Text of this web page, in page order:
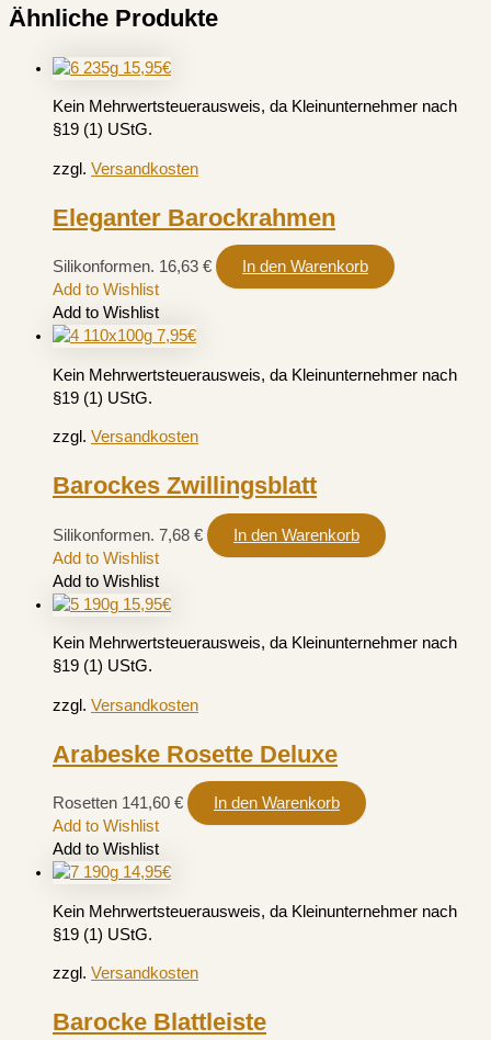
Ähnliche Produkte
Kein Mehrwertsteuerausweis, da Kleinunternehmer nach
§19 (1) UStG.
zzgl. Versandkosten
Eleganter Barockrahmen
Silikonformen. 16,63 €
In den Warenkorb
Add to Wishlist
Add to Wishlist
Kein Mehrwertsteuerausweis, da Kleinunternehmer nach
§19 (1) UStG.
zzgl. Versandkosten
Barockes Zwillingsblatt
Silikonformen. 7,68 €
In den Warenkorb
Add to Wishlist
Add to Wishlist
Kein Mehrwertsteuerausweis, da Kleinunternehmer nach
§19 (1) UStG.
zzgl. Versandkosten
Arabeske Rosette Deluxe
Rosetten 141,60 €
In den Warenkorb
Add to Wishlist
Add to Wishlist
Kein Mehrwertsteuerausweis, da Kleinunternehmer nach
§19 (1) UStG.
zzgl. Versandkosten
Barocke Blattleiste